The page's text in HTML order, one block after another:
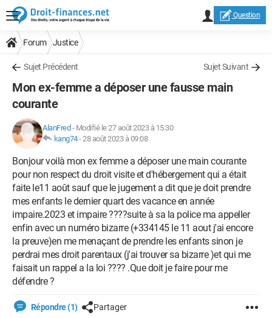
Question
Forum Justice
Sujet Précédent Sujet Suivant
Mon ex-femme a déposer une fausse main
courante
AlanFred - Modifié le 27 août 2023 à 15:30
kang74-28 août 2023 à 09:08
Bonjour voilà mon ex femme a déposer une main courante
pour non respect du droit visite et d'hébergement qui a était
faite le11 août sauf que le jugement a dit que je doit prendre
mes enfants le dernier quart des vacance en année
impaire.2023 et impaire ????suite à sa la police ma appeller
enfin avec un numéro bizarre (+334145 le 11 aout j'ai encore
la preuve)en me menaçant de prendre les enfants sinon je
perdrai mes droit parentaux (j'ai trouver sa bizarre )et qui me
faisait un rappel a la loi ???? .Que doit je faire pour me
défendre ?
Répondre (1) Partager